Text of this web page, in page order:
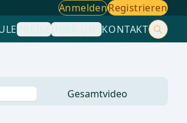
AnmeldenRegistrieren
PREISEÜBER UNSKONTAKT
Gesamtvideo